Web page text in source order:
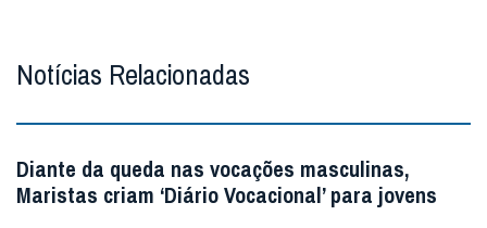
Notícias Relacionadas
Diante da queda nas vocações masculinas,
Maristas criam ‘Diário Vocacional’ para jovens